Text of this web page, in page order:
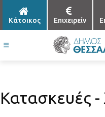
Κάτοικος Επιχειρείν
Κατασκευές -